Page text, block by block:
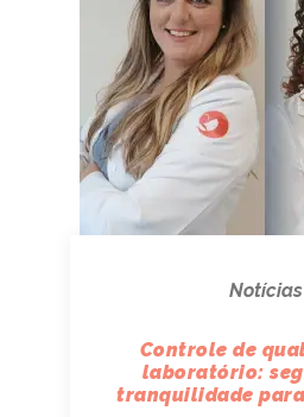
Notícias
Controle de
laboratório:
tranquilidade